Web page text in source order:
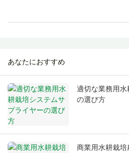
あなたにおすすめ
適切な業務用
の選び方
商業用水耕栽